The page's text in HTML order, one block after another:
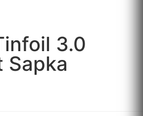
3.0
Sapka